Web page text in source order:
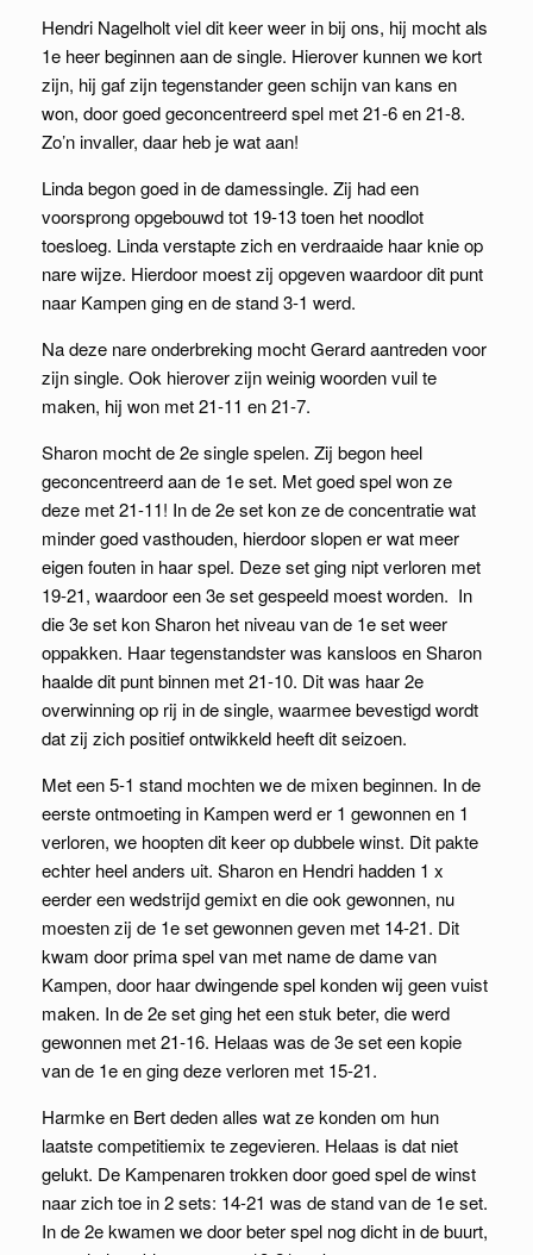
Hendri Nagelholt viel dit keer weer in bij ons, hij mocht als
1e heer beginnen aan de single. Hierover kunnen we kort
zijn, hij gaf zijn tegenstander geen schijn van kans en
won, door goed geconcentreerd spel met 21-6 en 21-8.
Zo’n invaller, daar heb je wat aan!
Linda begon goed in de damessingle. Zij had een
voorsprong opgebouwd tot 19-13 toen het noodlot
toesloeg. Linda verstapte zich en verdraaide haar knie op
nare wijze. Hierdoor moest zij opgeven waardoor dit punt
naar Kampen ging en de stand 3-1 werd.
Na deze nare onderbreking mocht Gerard aantreden voor
zijn single. Ook hierover zijn weinig woorden vuil te
maken, hij won met 21-11 en 21-7.
Sharon mocht de 2e single spelen. Zij begon heel
geconcentreerd aan de 1e set. Met goed spel won ze
deze met 21-11! In de 2e set kon ze de concentratie wat
minder goed vasthouden, hierdoor slopen er wat meer
eigen fouten in haar spel. Deze set ging nipt verloren met
19-21, waardoor een 3e set gespeeld moest worden. In
die 3e set kon Sharon het niveau van de 1e set weer
oppakken. Haar tegenstandster was kansloos en Sharon
haalde dit punt binnen met 21-10. Dit was haar 2e
overwinning op rij in de single, waarmee bevestigd wordt
dat zij zich positief ontwikkeld heeft dit seizoen.
Met een 5-1 stand mochten we de mixen beginnen. In de
eerste ontmoeting in Kampen werd er 1 gewonnen en 1
verloren, we hoopten dit keer op dubbele winst. Dit pakte
echter heel anders uit. Sharon en Hendri hadden 1 x
eerder een wedstrijd gemixt en die ook gewonnen, nu
moesten zij de 1e set gewonnen geven met 14-21. Dit
kwam door prima spel van met name de dame van
Kampen, door haar dwingende spel konden wij geen vuist
maken. In de 2e set ging het een stuk beter, die werd
gewonnen met 21-16. Helaas was de 3e set een kopie
van de 1e en ging deze verloren met 15-21.
Harmke en Bert deden alles wat ze konden om hun
laatste competitiemix te zegevieren. Helaas is dat niet
gelukt. De Kampenaren trokken door goed spel de winst
naar zich toe in 2 sets: 14-21 was de stand van de 1e set.
In de 2e kwamen we door beter spel nog dicht in de buurt,